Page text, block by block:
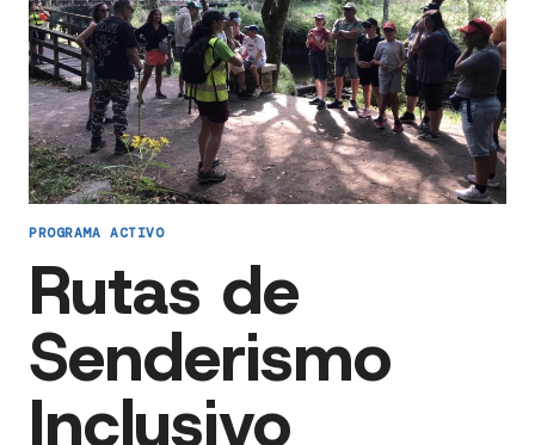
PROGRAMA ACTIVO
Rutas de
Senderismo
Inclusivo